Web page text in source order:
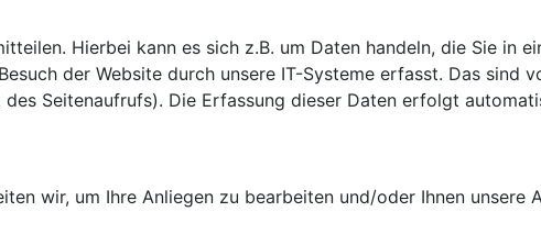
Hierbei kann es sich z.B. um Daten handeln, die Sie in
der Website durch unsere IT-Systeme erfasst. Das sind
Seitenaufrufs). Die Erfassung dieser Daten erfolgt
wir, um Ihre Anliegen zu bearbeiten und/oder Ihnen unsere